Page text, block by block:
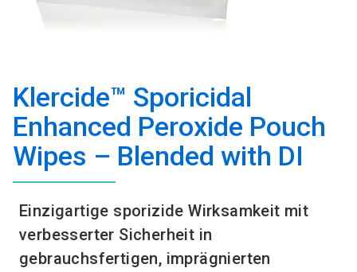
Klercide™ Sporicidal
Enhanced Peroxide Pouch
Wipes – Blended with DI
Einzigartige sporizide Wirksamkeit mit
verbesserter Sicherheit in
gebrauchsfertigen, imprägnierten